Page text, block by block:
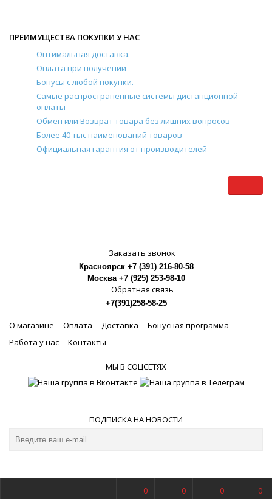
ПРЕИМУЩЕСТВА ПОКУПКИ У НАС
Оптимальная доставка.
Оплата при получении
Бонусы с любой покупки.
Самые распространенные системы дистанционной
оплаты
Обмен или Возврат товара без лишних вопросов
Более 40 тыс наименований товаров
Официальная гарантия от производителей
Заказать звонок
Красноярск +7 (391) 216-80-58
Москва +7 (925) 253-98-10
Обратная связь
+7(391)258-58-25
О магазине Оплата Доставка
Бонусная программа
Работа у нас
Контакты
МЫ В СОЦСЕТЯХ
ПОДПИСКА НА НОВОСТИ
© Магазин музыкальных инструментов Рок-Н-Ролл
0 0 0 0